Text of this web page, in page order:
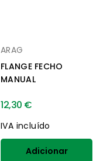
ARAG
FLANGE FECHO
MANUAL
12,30 €
IVA incluído
Adicionar